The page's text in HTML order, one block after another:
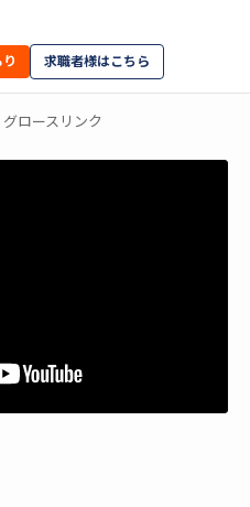
求職者様はこちら
グロースリンク